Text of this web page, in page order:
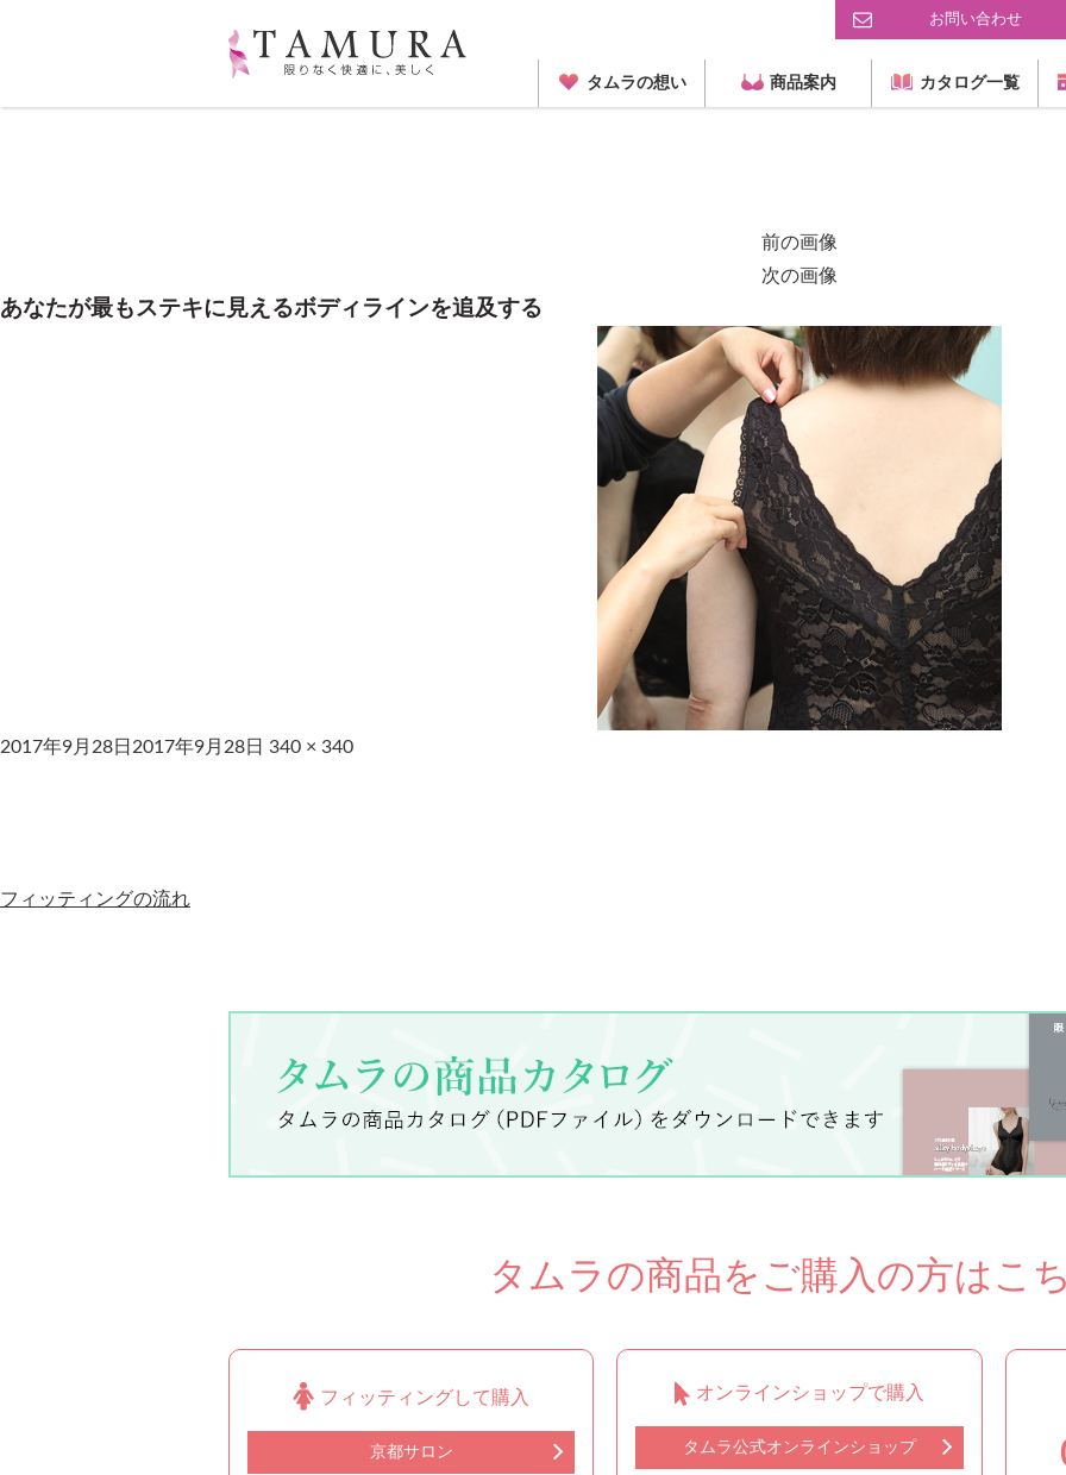
お問い合わせ
タムラの想い 商品案内 カタログ一覧
前の画像
次の画像
あなたが最もステキに見えるボディラインを追及する
2017年9月28日 2017年9月28日 340 × 340
フィッティングの流れ
タムラの商品をご購入の方はこ
フィッティングして購入
京都サロン
オンラインショップで購入
タムラ公式オンラインショップ